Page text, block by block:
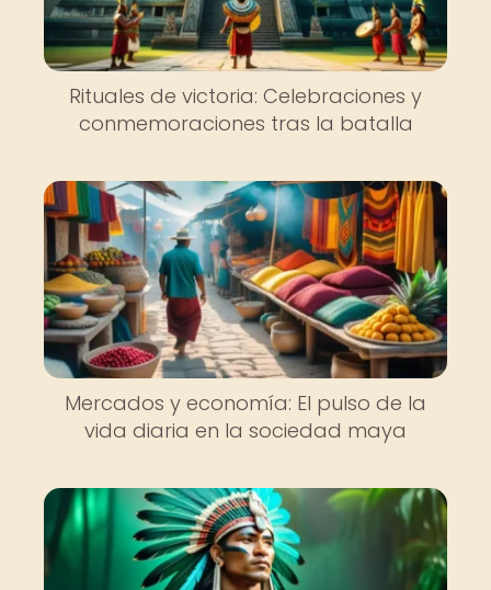
Rituales de victoria: Celebraciones y
conmemoraciones tras la batalla
Mercados y economía: El pulso de la
vida diaria en la sociedad maya